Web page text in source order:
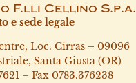
F.lli Cellino S.p.a.
e sede legale
Loc. Cirras – 09096
Santa Giusta (OR)
– Fax 0783.376238